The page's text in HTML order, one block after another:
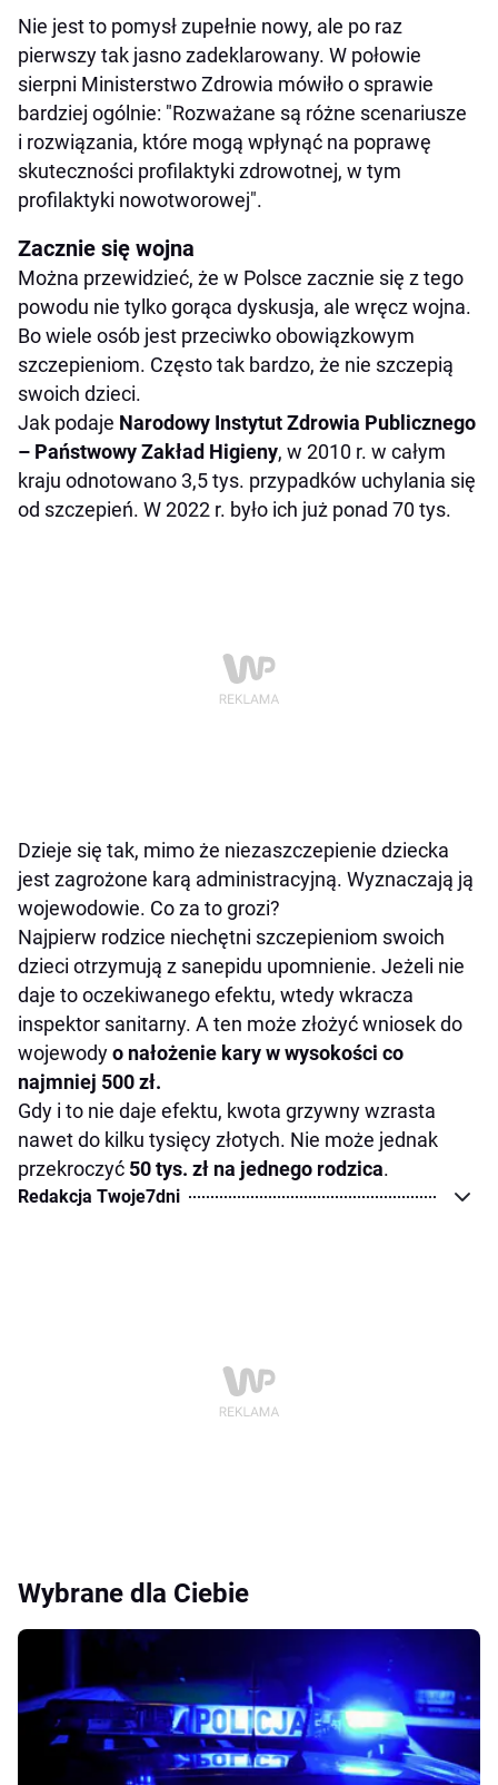
Nie jest to pomysł zupełnie nowy, ale po raz
pierwszy tak jasno zadeklarowany. W połowie
sierpni Ministerstwo Zdrowia mówiło o sprawie
bardziej ogólnie: "Rozważane są różne scenariusze
i rozwiązania, które mogą wpłynąć na poprawę
skuteczności profilaktyki zdrowotnej, w tym
profilaktyki nowotworowej".
Zacznie się wojna
Można przewidzieć, że w Polsce zacznie się z tego
powodu nie tylko gorąca dyskusja, ale wręcz wojna.
Bo wiele osób jest przeciwko obowiązkowym
szczepieniom. Często tak bardzo, że nie szczepią
swoich dzieci.
Jak podaje Narodowy Instytut Zdrowia Publicznego
– Państwowy Zakład Higieny, w 2010 r. w całym
kraju odnotowano 3,5 tys. przypadków uchylania się
od szczepień. W 2022 r. było ich już ponad 70 tys.
Dzieje się tak, mimo że niezaszczepienie dziecka
jest zagrożone karą administracyjną. Wyznaczają ją
wojewodowie. Co za to grozi?
Najpierw rodzice niechętni szczepieniom swoich
dzieci otrzymują z sanepidu upomnienie. Jeżeli nie
daje to oczekiwanego efektu, wtedy wkracza
inspektor sanitarny. A ten może złożyć wniosek do
wojewodyo nałożenie kary w wysokości co
najmniej 500 zł.
Gdy i to nie daje efektu, kwota grzywny wzrasta
nawet do kilku tysięcy złotych. Nie może jednak
przekroczyć 50 tys. zł na jednego rodzica.
Redakcja Twoje7dni
Wybrane dla Ciebie